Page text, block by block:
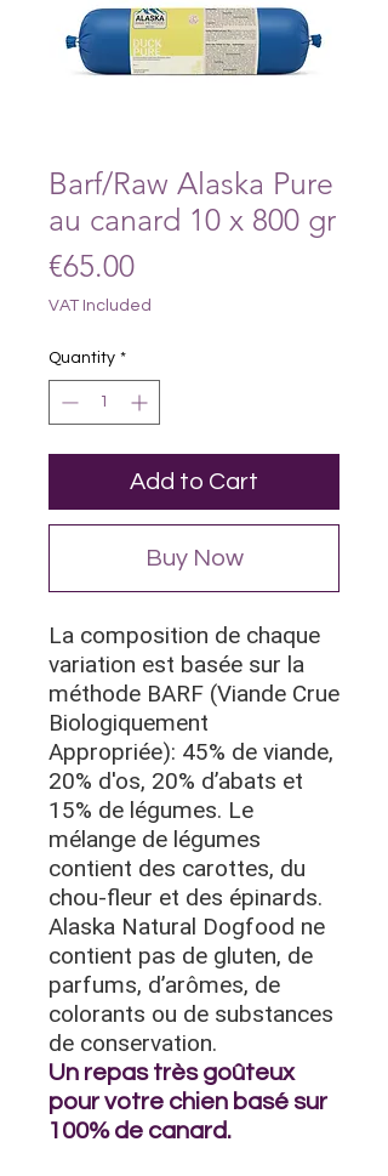
Barf/Raw Alaska Pure
au canard 10 x 800 gr
€65.00Price
VAT Included
Quantity *
Add to Cart
Buy Now
La composition de chaque
variation est basée sur la
méthode BARF (Viande Crue
Biologiquement
Appropriée): 45% de viande,
20% d'os, 20% d’abats et
15% de légumes. Le
mélange de légumes
contient des carottes, du
chou-fleur et des épinards.
Alaska Natural Dogfood ne
contient pas de gluten, de
parfums, d’arômes, de
colorants ou de substances
de conservation.
Un repas très goûteux
pour votre chien basé sur
100% de canard.